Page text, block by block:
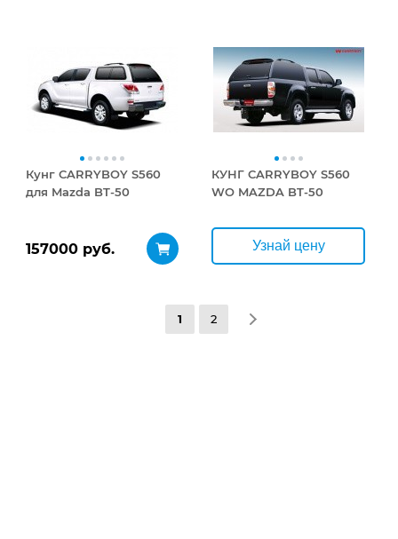
Кунг CARRYBOY S560
для Mazda BT-50
157000 руб.
КУНГ CARRYBOY S560
WO MAZDA BT-50
Узнай цену
1 2